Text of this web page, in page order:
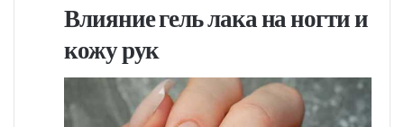
Влияние гель лака на ногти и
кожу рук